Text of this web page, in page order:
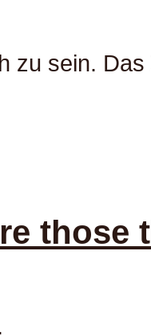
zu sein.
those